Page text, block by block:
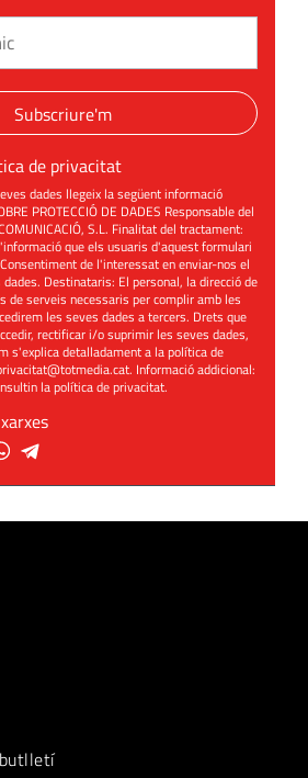
Subscriure'm
de privacitat
dades llegeix la següent informació
PROTECCIÓ DE DADES Responsable del
S.L. Finalitat del tractament:
que els usuaris d'aquest formulari
de l'interessat en enviar-nos el
Destinataris: El personal, la direcció de
de serveis necessaris per complir amb les
les seves dades a tercers. Drets que
rectificar i/o suprimir les seves dades,
s'explica detalladament a la política de
. Informació addicional:
lapolítica de privacitat.